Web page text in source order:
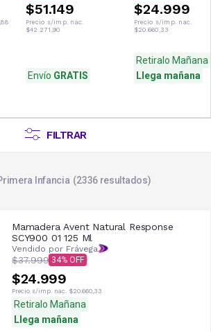
$51.149
Precio s/imp. nac.
$42.271,90
Envío GRATIS
$24.999
Precio s/imp. nac.
$20.660,33
Retiralo Mañana
Llega mañana
FILTRAR
Infancia 2336resultados
Mamadera Avent Natural Response
SCY900 01 125 Ml
Vendido por Frávega
$37.999 34
$24.999
Precio s/imp. nac. $20.660,33
Retiralo Mañana
Llega mañana